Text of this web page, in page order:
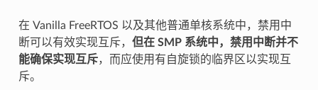
在 Vanilla FreeRTOS 以及其他普通单核系统中，禁用中
断可以有效实现互斥， 但在 SMP 系统中，禁用中断并不
能确保实现互斥，而应使用有自旋锁的临界区以实现互
斥。